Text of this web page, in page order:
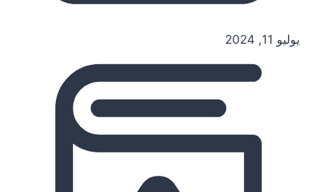
يوليو 11, 2024